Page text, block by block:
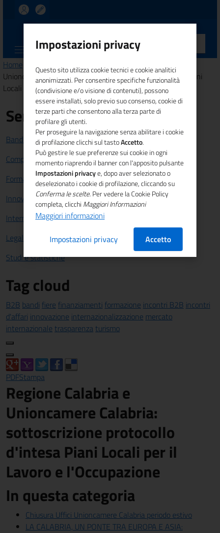
CALABRIA
Home Comunicazione News > Regione Calabria e
Unioncamere Calabria: sottoscrizione protocollo d'intesa Piani
Locali per il Lavoro e l'Occupazione
Servizi
Bandi e Finanziamenti
Competitività sistema imprenditoriale
Formazione e lavoro
Innovazione
Internazionalizzazione
Legalità
Studi e statistiche
Tag cloud
B2B bandi fiere finanziamenti formazione incontri B2B incontri
d'affari innovazione internazionalizzazione mercato
internazionale trasparenzaturismo
PDFStampa
Regione Calabria e
Unioncamere Calabria:
sottoscrizione protocollo
d'intesa Piani Locali per il
Lavoro e l'Occupazione
In questa categoria
Chiusura Uffici Unioncamere Calabria periodo estivo
LA CALABRIA, UN PONTE TRA EUROPA E ASIA:
Impostazioni privacy
Questo sito utilizza cookie tecnici e cookie analitici
anonimizzati. Per consentire specifiche funzionalità
(condivisione e/o visione di contenuti), possono
essere installati, solo previo suo consenso, cookie di
terze parti che consentono alla terza parte di
profilare gli utenti.
Per proseguire la navigazione senza abilitare i cookie
di profilazione clicchi sul tastoAccetto.
Può gestire le sue preferenze sui cookie in ogni
momento riaprendo il banner con l'apposito pulsante
Impostazioni privacye, dopo aver selezionato o
deselezionato i cookie di profilazione, cliccando su
Conferma le scelte. Per vedere la Cookie Policy
completa, clicchi Maggiori Informazioni
Maggiori informazioni
Impostazioni privacy
Accetto